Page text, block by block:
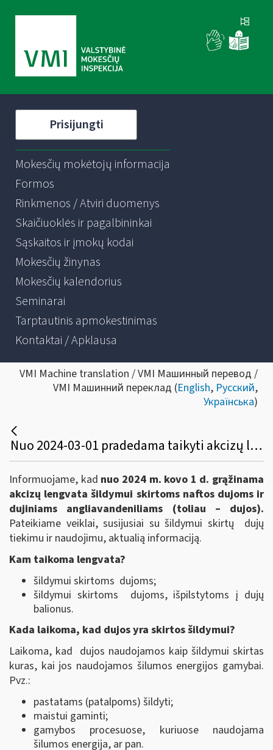
Prisijungti
Mokesčių mokėtojų informacija
Formos
Rinkmenos / Atviri duomenys
Skaičiuoklės ir pagalbininkai
Sąskaitos ir įmokų kodai
Mokesčių žinynas
Mokesčių kalendorius
Seminarai
Tarptautinis apmokestinimas
Kontaktai / Apklausa
VMI Machine translation / VMI Машинный перевод /
VMI Машинний переклад (English, Русский,
Українська)
Nuo 2024-03-01 pradedama taikyti akcizų lengvata šildymui skirtoms naftos dujoms
Informuojame, kad nuo 2024 m. kovo 1 d. grąžinama
akcizų lengvata šildymui skirtoms naftos dujoms ir
dujiniams angliavandeniliams (toliau – dujos).
Pateikiame veiklai, susijusiai su šildymui skirtų dujų
tiekimu ir naudojimu, aktualią informaciją.
Kam taikoma lengvata?
šildymui skirtoms dujoms;
šildymui skirtoms dujoms, išpilstytoms į dujų
balionus.
Kada laikoma, kad dujos yra skirtos šildymui?
Laikoma, kad dujos naudojamos kaip šildymui skirtas
kuras, kai jos naudojamos šilumos energijos gamybai.
Pvz.:
pastatams (patalpoms) šildyti;
maistui gaminti;
gamybos procesuose, kuriuose naudojama
šilumos energija, ar pan.